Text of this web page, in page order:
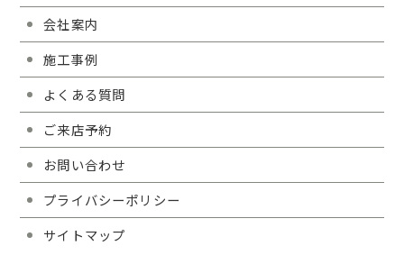
会社案内
施工事例
よくある質問
ご来店予約
お問い合わせ
プライバシーポリシー
サイトマップ